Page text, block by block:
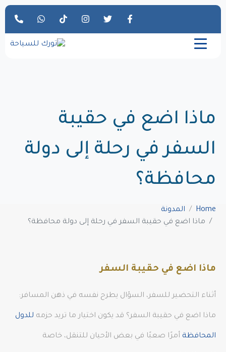
ماذا اضع في حقيبة
السفر في رحلة إلى دولة
محافظة؟
Home
المدونة
ماذا اضع في حقيبة السفر في رحلة إلى دولة محافظة؟
ماذا اضع في حقيبة السفر
أثناء التحضير للسفر، السؤال يطرح نفسه في ذهن المسافر:
ماذا اضع في حقيبة السفر؟ قد يكون اختيار ما تريد حزمه للدول
المحافظة أمرًا صعبًا في بعض الأحيان للتنقل، خاصة